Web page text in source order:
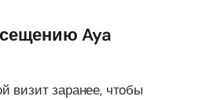
Aya
визит заранее, чтобы